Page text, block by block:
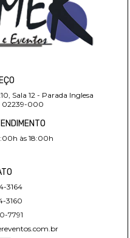
Sala 12 - Parada Inglesa
02239-000
às 18:00h
3164
3160
7791